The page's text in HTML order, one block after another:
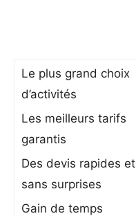
Le plus grand choix
d’activités
Les meilleurs tarifs
garantis
Des devis rapides et
sans surprises
Gain de temps